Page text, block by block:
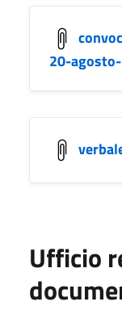
20-
Ufficio